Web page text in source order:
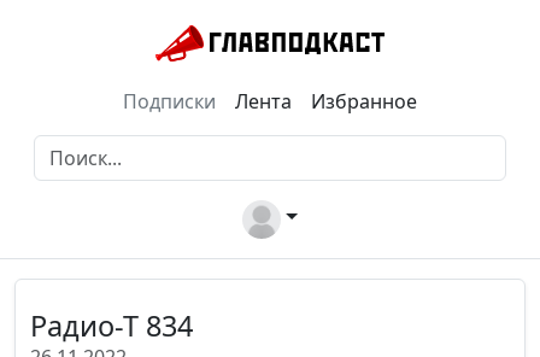
Подписки Лента Избранное
Радио-Т 834